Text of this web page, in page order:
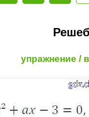
упражнение /